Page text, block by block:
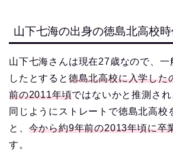
山下七海の出身の徳島北高校
山下七海さんは現在27歳なので、一
したとすると 徳島北高校に入学した
前の2011年頃ではないかと推測され
同じようにストレートで徳島北高校
と、 今から約9年前の2013年頃に卒
す。